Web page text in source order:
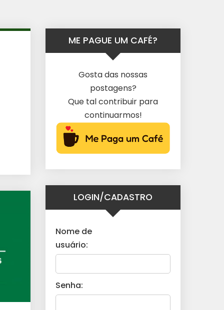
ME PAGUE UM CAFÉ?
Gosta das nossas
postagens?
Que tal contribuir para
continuarmos!
LOGIN/CADASTRO
Nome de
usuário:
Senha: